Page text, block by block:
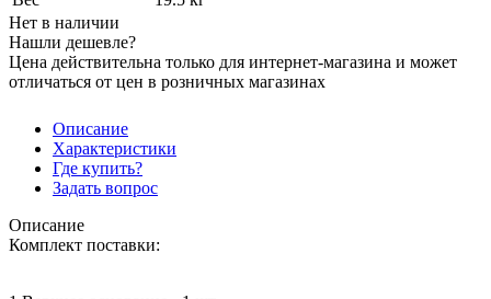
Нет в наличии
Нашли дешевле?
Цена действительна только для интернет-магазина и может
отличаться от цен в розничных магазинах
Описание
Характеристики
Где купить?
Задать вопрос
Описание
Комплект поставки: